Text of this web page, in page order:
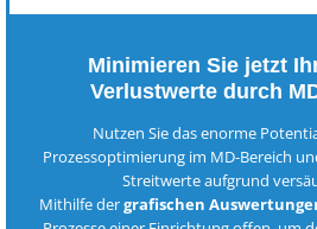
Minimieren Sie jetzt
Verlustwerte durch
Nutzen Sie das enorme
Prozessoptimierung im MD-Bereich
Streitwerte aufgrund
Mithilfe dergrafischen